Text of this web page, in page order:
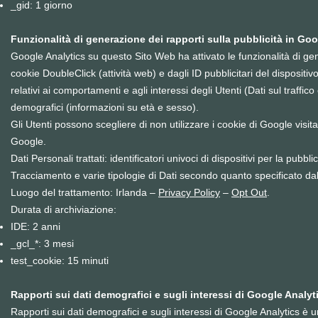
_gid: 1 giorno
Funzionalità di generazione dei rapporti sulla pubblicità in
Google Analytics su questo Sito Web ha attivato le funzionalità di
cookie DoubleClick (attività web) e dagli ID pubblicitari del
relativi ai comportamenti e agli interessi degli Utenti (Dati sul
demografici (informazioni su età e sesso).
Gli Utenti possono scegliere di non utilizzare i cookie di Google
Google.
Dati Personali trattati: identificatori univoci di dispositivi per la
Tracciamento e varie tipologie di Dati secondo quanto specificato
Luogo del trattamento: Irlanda – Privacy Policy – Opt Out
Durata di archiviazione:
IDE: 2 anni
_gcl_*: 3 mesi
test_cookie: 15 minuti
Rapporti sui dati demografici e sugli interessi di Google
Rapporti sui dati demografici e sugli interessi di Google Analytics